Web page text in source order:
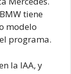
tiene
modelo
programa.
la IAA, y